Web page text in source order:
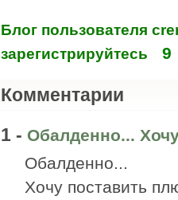
Блог пользователя
зарегистрируйтесь
9
Комментарии
1 - Обалденно...
Обалденно...
Хочу поставить